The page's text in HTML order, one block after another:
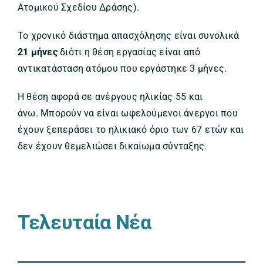
Ατομικού Σχεδίου Δράσης).
Το χρονικό διάστημα απασχόλησης είναι συνολικά
21 μήνεςδιότι η θέση εργασίας είναι από
αντικατάσταση ατόμου που εργάστηκε 3 μήνες.
Η θέση αφορά σε ανέργους ηλικίας 55 και
άνω. Μπορούν να είναι ωφελούμενοι άνεργοι που
έχουν ξεπεράσει το ηλικιακό όριο των 67 ετών και
δεν έχουν θεμελιώσει δικαίωμα σύνταξης.
Τελευταία Νέα